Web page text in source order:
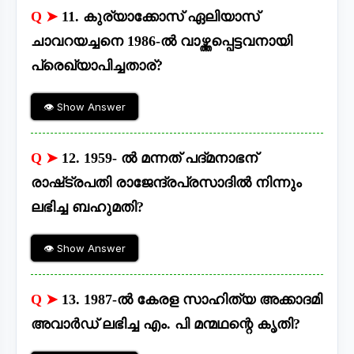
Q ➤ 11. കുര്യാക്കോസ് ഏലിയാസ്
ചാവറയച്ചനെ 1986-ൽ വാഴ്ത്തപ്പെട്ടവനായി
പ്രെഖ്യാപിച്ചതാര്?
👁 Show Answer
Q ➤ 12. 1959- ൽ മന്നത് പദ്മനാഭന്
രാഷ്‌ട്രപതി രാജേന്ദ്രപ്രസാദിൽ നിന്നും
ലഭിച്ച ബഹുമതി?
👁 Show Answer
Q ➤ 13. 1987-ൽ കേരള സാഹിത്യ അക്കാദമി
അവാർഡ് ലഭിച്ച എം. പി മന്മഥന്റെ കൃതി?